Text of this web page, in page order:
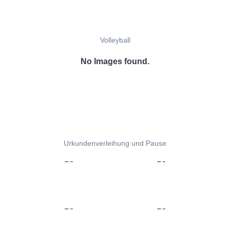
Volleyball
No Images found.
Urkundenverleihung und Pause